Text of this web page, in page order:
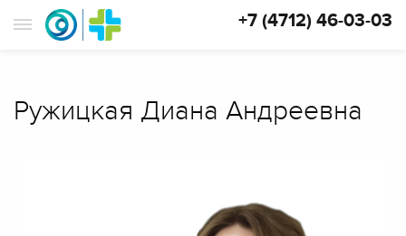
+7 (4712) 46-03-03
Ружицкая Диана Андреевна